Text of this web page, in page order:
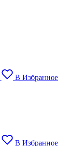
В Избранное
В Избранное